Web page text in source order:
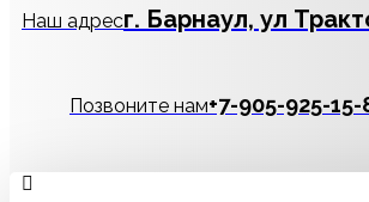
Наш адресг. Барнаул, ул
Позвоните нам‪+7-905-925-15-